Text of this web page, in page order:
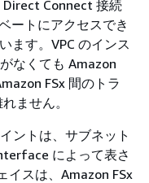
Direct Connect 接続
ートにアクセスでき
ます。VPC のインス
なくても Amazon
FSx 間のトラ
ません。
ントは、サブネット
によって表さ
イスは、Amazon FSx